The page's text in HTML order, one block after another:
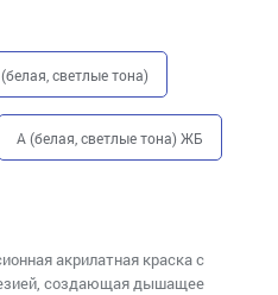
светлые тона)
A (белая, светлые тона) ЖБ
акрилатная краска с
создающая дышащее